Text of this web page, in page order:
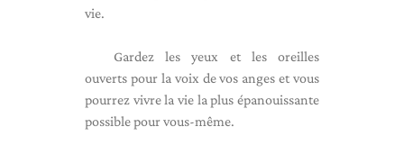
vie.
Gardez les yeux et les oreilles
ouverts pour la voix de vos anges et vous
pourrez vivre la vie la plus épanouissante
possible pour vous-même.